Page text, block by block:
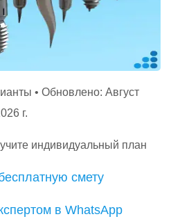
• Обновлено: Август
г.
индивидуальный план
смету
в WhatsApp